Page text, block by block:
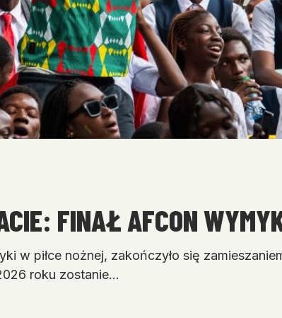
FINAŁ AFCON
w piłce nożnej, zakończyło się
roku zostanie…